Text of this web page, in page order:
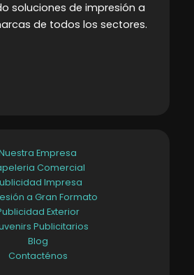
soluciones de impresión a
de todos los sectores.
Empresa
Comercial
Impresa
a Gran Formato
Exterior
Publicitarios
Blog
Contacténos